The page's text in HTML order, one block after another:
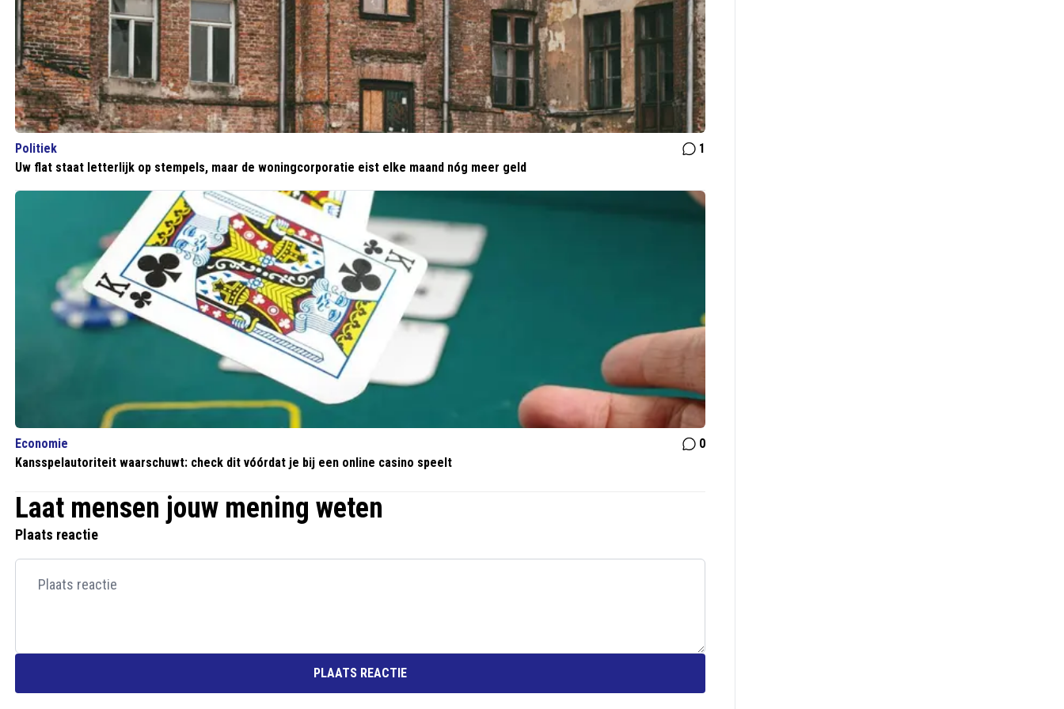
Politiek
1
Uw flat staat letterlijk op stempels, maar de woningcorporatie eist elke maand nóg meer geld
Economie
0
Kansspelautoriteit waarschuwt: check dit vóórdat je bij een online casino speelt
Laat mensen jouw mening weten
Plaats reactie
PLAATS REACTIE